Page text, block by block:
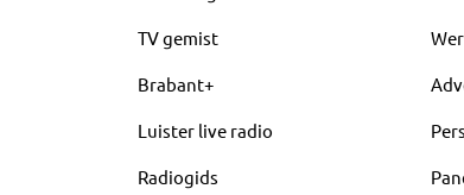
TV gemist
Brabant+
Luister live radio
Radiogids